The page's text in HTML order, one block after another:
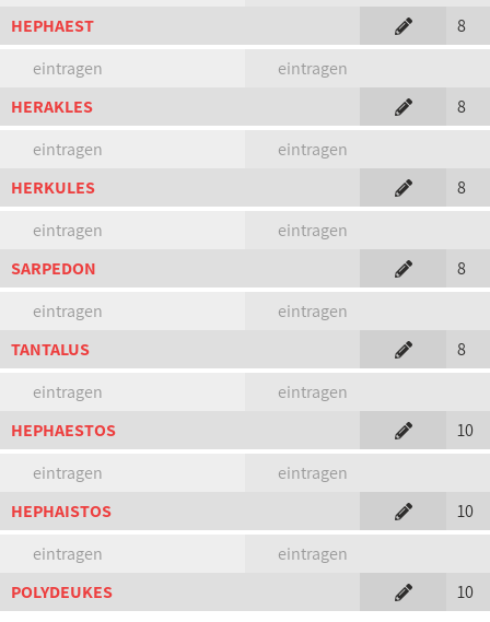
HEPHAEST
8
eintragen
eintragen
HERAKLES
8
eintragen
eintragen
HERKULES
8
eintragen
eintragen
SARPEDON
8
eintragen
eintragen
TANTALUS
8
eintragen
eintragen
HEPHAESTOS
10
eintragen
eintragen
HEPHAISTOS
10
eintragen
eintragen
POLYDEUKES
10